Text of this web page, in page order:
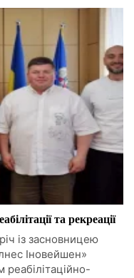
та рекреації
із засновницею
Іновейшен»